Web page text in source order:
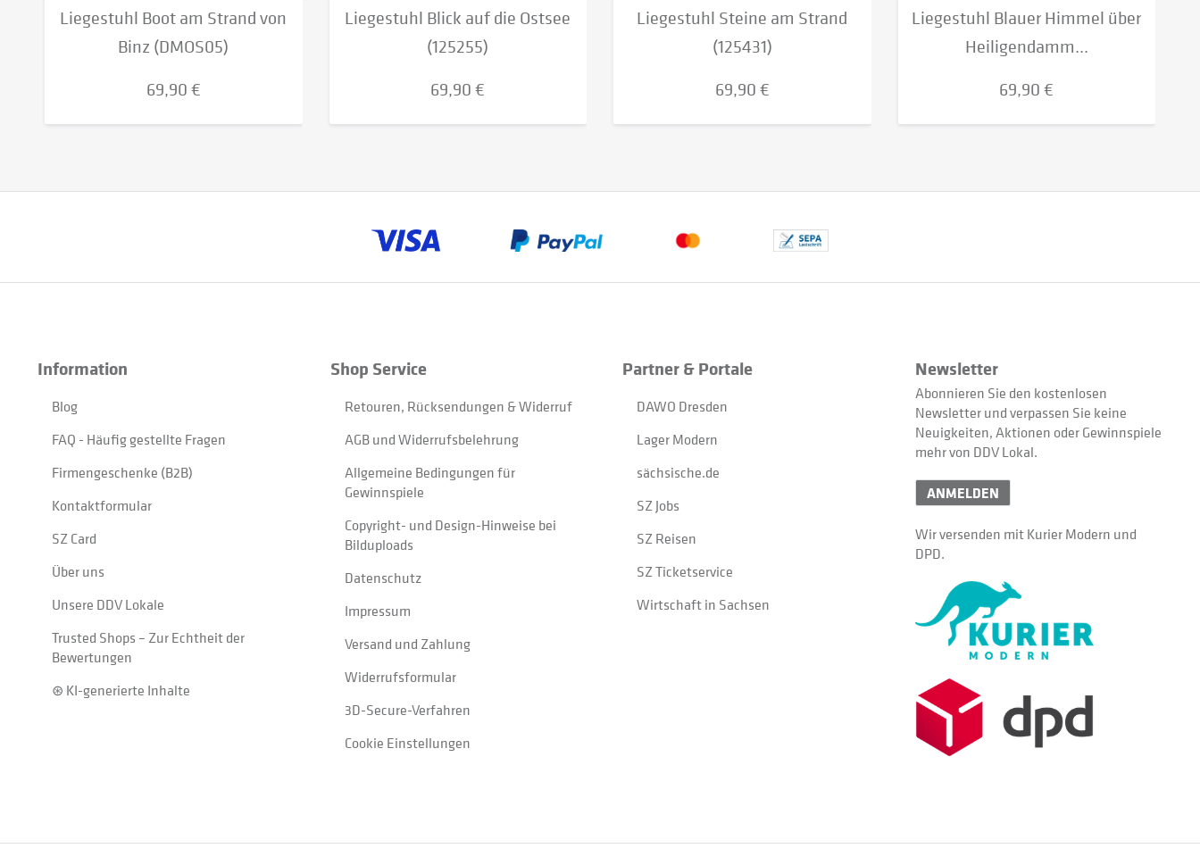
Liegestuhl Boot am Strand von
Binz (DMOS05)
69,90 €
Liegestuhl Blick auf die Ostsee
(125255)
69,90 €
Liegestuhl Steine am Strand
(125431)
69,90 €
Liegestuhl Blauer Himmel über
Heiligendamm...
69,90 €
Information
Blog
FAQ - Häufig gestellte Fragen
Firmengeschenke (B2B)
Kontaktformular
SZ Card
Über uns
Unsere DDV Lokale
Trusted Shops – Zur Echtheit der
Bewertungen
⊛ KI-generierte Inhalte
Shop Service
Retouren, Rücksendungen & Widerruf
AGB und Widerrufsbelehrung
Allgemeine Bedingungen für
Gewinnspiele
Copyright- und Design-Hinweise bei
Bilduploads
Datenschutz
Impressum
Versand und Zahlung
Widerrufsformular
3D-Secure-Verfahren
Cookie Einstellungen
Partner & Portale
DAWO Dresden
Lager Modern
sächsische.de
SZ Jobs
SZ Reisen
SZ Ticketservice
Wirtschaft in Sachsen
Newsletter
Abonnieren Sie den kostenlosen
Newsletter und verpassen Sie keine
Neuigkeiten, Aktionen oder Gewinnspiele
mehr von DDV Lokal.
ANMELDEN
Wir versenden mit Kurier Modern und
DPD.